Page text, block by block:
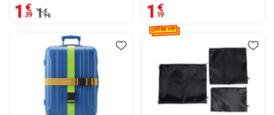
1,39 €
Prix remisé de 1,99 € à 1,39 €
1,99 €
1,19 €
OFFRE VIP